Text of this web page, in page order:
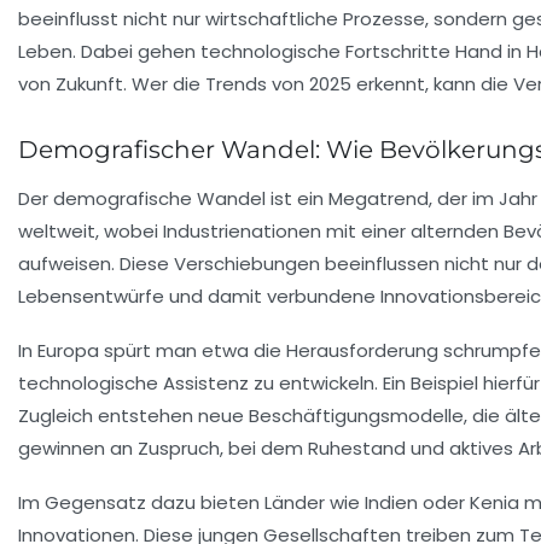
beeinflusst nicht nur wirtschaftliche Prozesse, sondern
Leben. Dabei gehen technologische Fortschritte Hand
von Zukunft. Wer die Trends von 2025 erkennt, kann die
Demografischer Wandel: Wie
Der demografische Wandel ist ein Megatrend, der im
weltweit, wobei Industrienationen mit einer alternden
aufweisen. Diese Verschiebungen beeinflussen nicht
Lebensentwürfe und damit verbundene
In Europa spürt man etwa die Herausforderung
technologische Assistenz zu entwickeln. Ein Beispiel
Zugleich entstehen neue Beschäftigungsmodelle, die
gewinnen an Zuspruch, bei dem Ruhestand und aktives
Im Gegensatz dazu bieten Länder wie Indien oder Kenia
Innovationen. Diese jungen Gesellschaften treiben zum